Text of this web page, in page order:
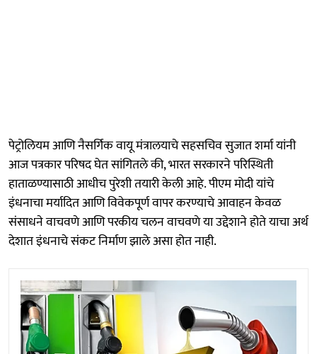
पेट्रोलियम आणि नैसर्गिक वायू मंत्रालयाचे सहसचिव सुजात शर्मा यांनी
आज पत्रकार परिषद घेत सांगितले की, भारत सरकारने परिस्थिती
हाताळण्यासाठी आधीच पुरेशी तयारी केली आहे. पीएम मोदी यांचे
इंधनाचा मर्यादित आणि विवेकपूर्ण वापर करण्याचे आवाहन केवळ
संसाधने वाचवणे आणि परकीय चलन वाचवणे या उद्देशाने होते याचा अर्थ
देशात इंधनाचे संकट निर्माण झाले असा होत नाही.